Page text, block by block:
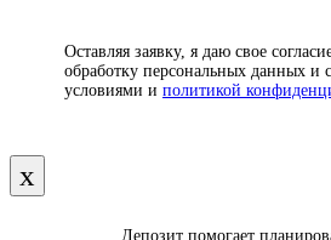
Оставляя заявку, я даю свое
обработку персональных данных и
условиями и политикой
х
Депозит помогает